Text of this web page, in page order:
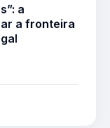
a
a fronteira